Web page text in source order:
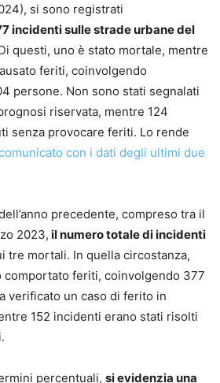
si sono registrati
incidenti sulle strade urbane del
questi, uno è stato mortale, mentre
feriti, coinvolgendo
persone. Non sono stati segnalati
riservata, mentre 124
senza provocare feriti. Lo rende
con i dati degli ultimi due
precedente, compreso tra il
2023, il numero totale di incidenti
tre mortali. In quella circostanza,
comportato feriti, coinvolgendo 377
verificato un caso di ferito in
152 incidenti erano stati risolti
percentuali, si evidenzia una